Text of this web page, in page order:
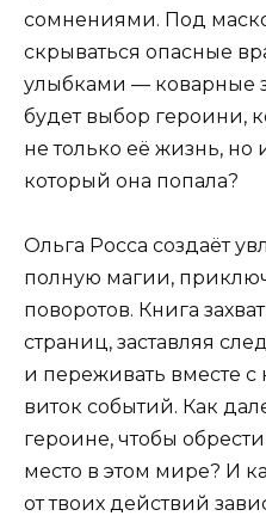
сомнениями. Под
скрываться опасные
улыбками — коварные
будет выбор героини,
не только её жизнь, но
который она попала?
Ольга Росса создаёт
полную магии,
поворотов. Книга
страниц, заставляя
и переживать вместе
виток событий. Как
героине, чтобы
место в этом мире? И
от твоих действий